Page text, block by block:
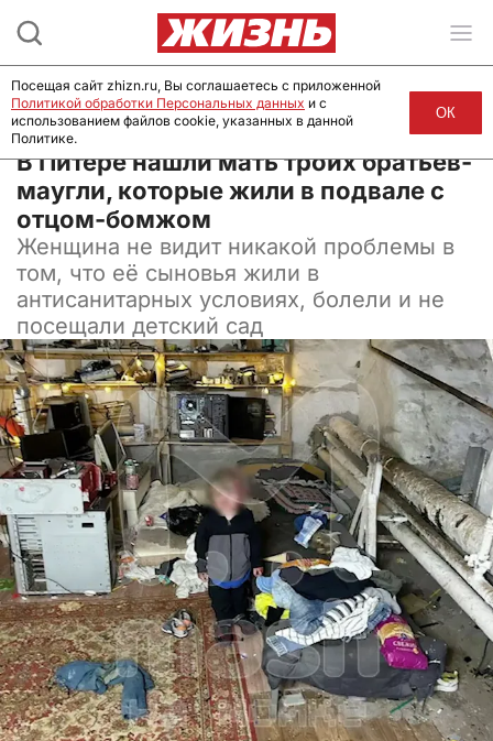
10 апреля 2024, 10:40
В Питере нашли мать троих братьев-
маугли, которые жили в подвале с
отцом-бомжом
Женщина не видит никакой проблемы в
том, что её сыновья жили в
антисанитарных условиях, болели и не
посещали детский сад
Посещая сайт zhizn.ru, Вы соглашаетесь с приложенной
Политикой обработки Персональных данных и с
использованием файлов cookie, указанных в данной
Политике.
ОК